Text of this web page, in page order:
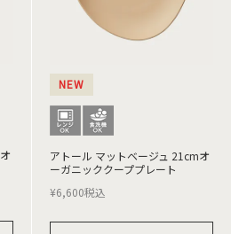
NEW
アトール マットベージュ 21cmオ
ーガニッククーププレート
¥6,600税込